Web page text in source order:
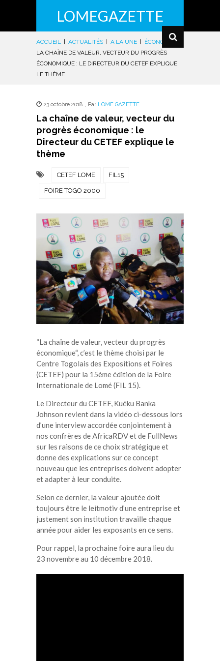
LOMEGAZETTE
ACCUEIL ACTUALITÉS A LA UNE ÉCONOMIE |
LA CHAÎNE DE VALEUR, VECTEUR DU PROGRÈS
ÉCONOMIQUE : LE DIRECTEUR DU CETEF EXPLIQUE
LE THÈME
23 octobre 2018 , Par LOME GAZETTE
La chaîne de valeur, vecteur du
progrès économique : le
Directeur du CETEF explique le
thème
CETEF LOME FIL15
FOIRE TOGO 2000
“La chaîne de valeur, vecteur du progrès
économique“, c’est le thème choisi par le
Centre Togolais des Expositions et Foires
(CETEF) pour la 15ème édition de la Foire
Internationale de Lomé (FIL 15).
Le Directeur du CETEF, Kuéku Banka
Johnson revient dans la vidéo ci-dessous lors
d’une interview accordée conjointement à
nos confrères de AfricaRDV et de FullNews
sur les raisons de ce choix stratégique et
donne des explications sur ce concept
nouveau que les entreprises doivent adopter
et adapter à leur conduite.
Selon ce dernier, la valeur ajoutée doit
toujours être le leitmotiv d’une entreprise et
justement son institution travaille chaque
année pour aider les exposants en ce sens.
Pour rappel, la prochaine foire aura lieu du
23 novembre au 10 décembre 2018.